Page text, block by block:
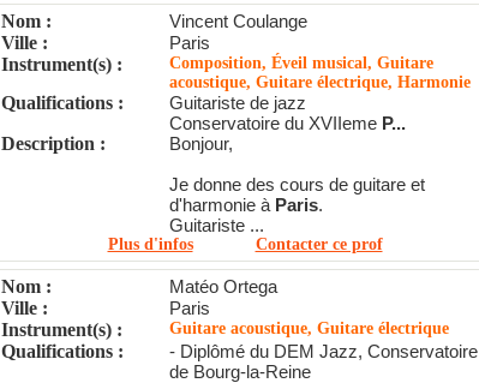
Nom :
Vincent Coulange
Ville :
Paris
Instrument(s) :
Composition, Éveil musical, Guitare
acoustique, Guitare électrique, Harmonie
Qualifications :
Guitariste de jazz
Conservatoire du XVIIeme P...
Description :
Bonjour,
Je donne des cours de guitare et
d'harmonie à Paris.
Guitariste ...
Plus d'infos Contacter ce prof
Nom :
Matéo Ortega
Ville :
Paris
Instrument(s) :
Guitare acoustique, Guitare électrique
Qualifications :
- Diplômé du DEM Jazz, Conservatoire
de Bourg-la-Reine